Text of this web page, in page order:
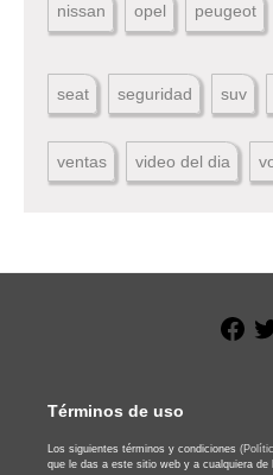
nissan opel peugeot
seat seguridad suv
ventas video del dia
Términos de uso
Los siguientes términos y condiciones
que le das a este sitio web y a cualquiera